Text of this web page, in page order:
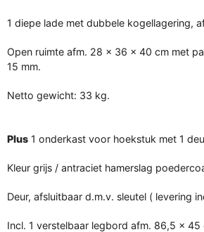
1 diepe lade met dubbele kogellagering,
Open ruimte afm. 28 x 36 x 40 cm met
15 mm.
Netto gewicht: 33 kg.
Plus 1 onderkast voor hoekstuk met 1
Kleur grijs / antraciet hamerslag
Deur, afsluitbaar d.m.v. sleutel ( levering
Incl. 1 verstelbaar legbord afm. 86,5 x 45